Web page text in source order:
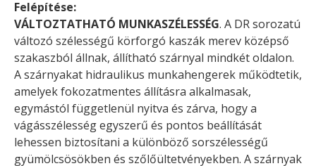
Felépítése:
VÁLTOZTATHATÓ MUNKASZÉLESSÉG. A DR sorozatú
változó szélességű körforgó kaszák merev középső
szakaszból állnak, állítható szárnyal mindkét oldalon.
A szárnyakat hidraulikus munkahengerek működtetik,
amelyek fokozatmentes állításra alkalmasak,
egymástól függetlenül nyitva és zárva, hogy a
vágásszélesség egyszerű és pontos beállítását
lehessen biztosítani a különböző sorszélességű
gyümölcsösökben és szőlőültetvényekben. A szárnyak